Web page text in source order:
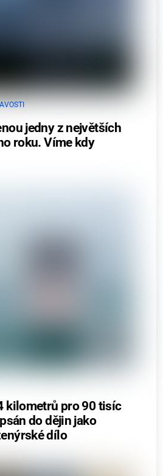
jedny z největších
roku. Víme kdy
kilometrů pro 90 tisíc
do dějin jako
dílo